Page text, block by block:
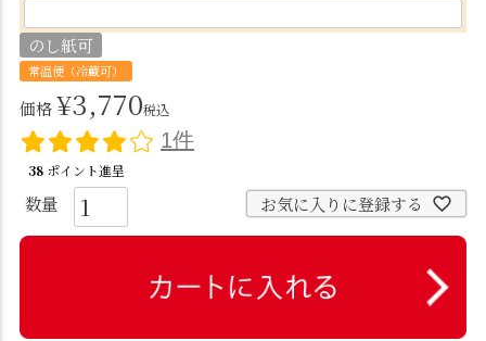
のし紙可
常温便（冷蔵可）
価格¥3,770税込
1件
38 ポイント進呈
お気に入りに登録する